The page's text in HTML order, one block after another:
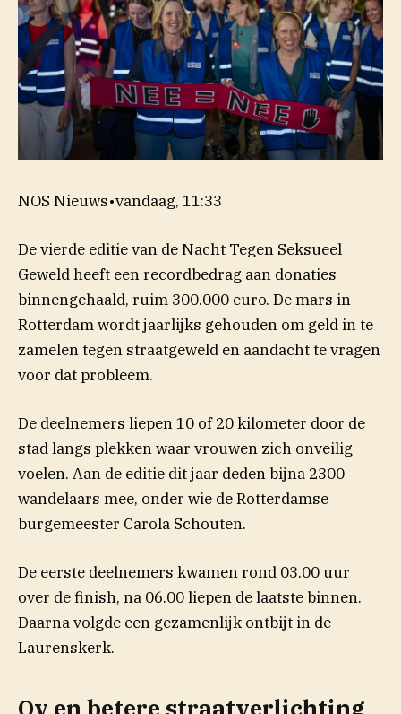
NOS Nieuws•vandaag, 11:33
De vierde editie van de Nacht Tegen Seksueel
Geweld heeft een recordbedrag aan donaties
binnengehaald, ruim 300.000 euro. De mars in
Rotterdam wordt jaarlijks gehouden om geld in te
zamelen tegen straatgeweld en aandacht te vragen
voor dat probleem.
De deelnemers liepen 10 of 20 kilometer door de
stad langs plekken waar vrouwen zich onveilig
voelen. Aan de editie ditjaar (opent in nieuw venster)
deden bijna 2300
wandelaars mee, onder wie de Rotterdamse
burgemeester Carola Schouten.
De eerste deelnemers kwamen rond 03.00 uur
over de finish, na 06.00 liepen de laatste binnen.
Daarna volgde een gezamenlijk ontbijt in de
Laurenskerk.
Ov en betere straatverlichting